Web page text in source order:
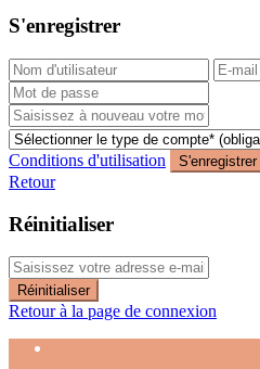
S'enregistrer
Conditions d'utilisation
S'enregistrer
Retour
Réinitialiser
Réinitialiser
Retour à la page de connexion